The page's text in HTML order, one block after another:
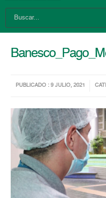
PUBLICADO : 9 JULIO, 2021